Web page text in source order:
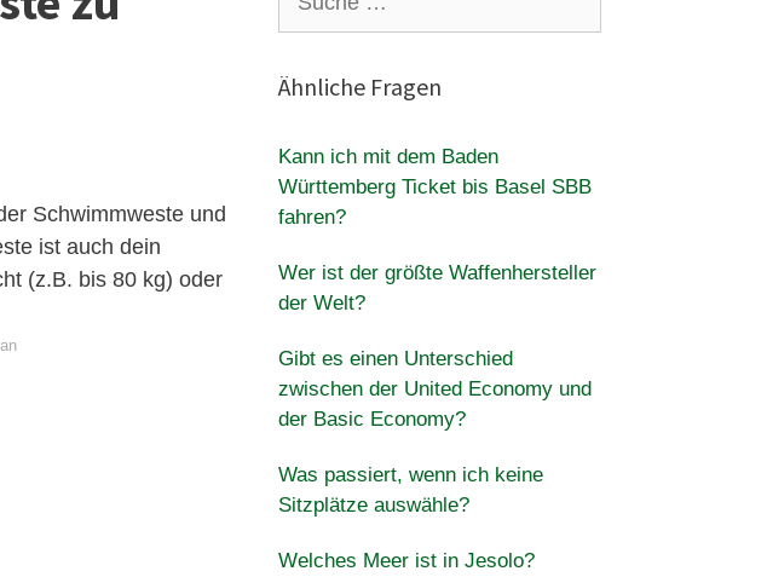
Schwimmweste und
ist auch dein
(z.B. bis 80 kg) oder
nach:
Ähnliche Fragen
Kann ich mit dem Baden
Württemberg Ticket bis Basel SBB
fahren?
Wer ist der größte Waffenhersteller
der Welt?
Gibt es einen Unterschied
zwischen der United Economy und
der Basic Economy?
Was passiert, wenn ich keine
Sitzplätze auswähle?
Welches Meer ist in Jesolo?